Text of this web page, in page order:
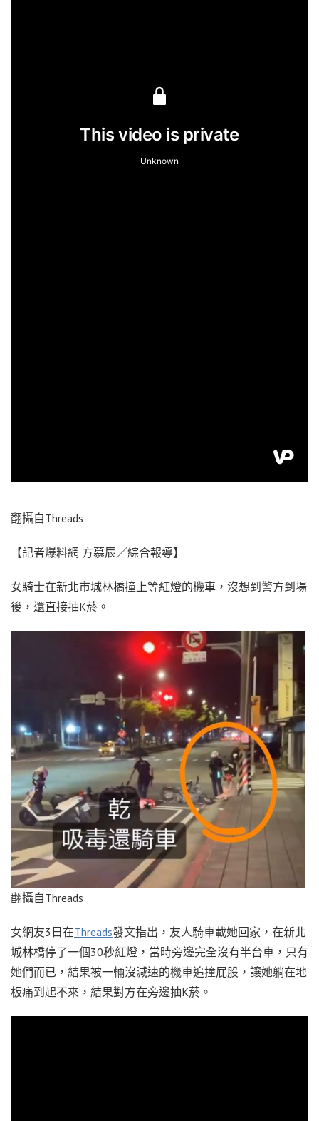
翻攝自Threads
【記者爆料網 方慕辰／綜合報導】
女騎士在新北市城林橋撞上等紅燈的機車，沒想到警方到場
後，還直接抽K菸。
翻攝自Threads
女網友3日在Threads發文指出，友人騎車載她回家，在新北
城林橋停了一個30秒紅燈，當時旁邊完全沒有半台車，只有
她們而已，結果被一輛沒減速的機車追撞屁股，讓她躺在地
板痛到起不來，結果對方在旁邊抽K菸。